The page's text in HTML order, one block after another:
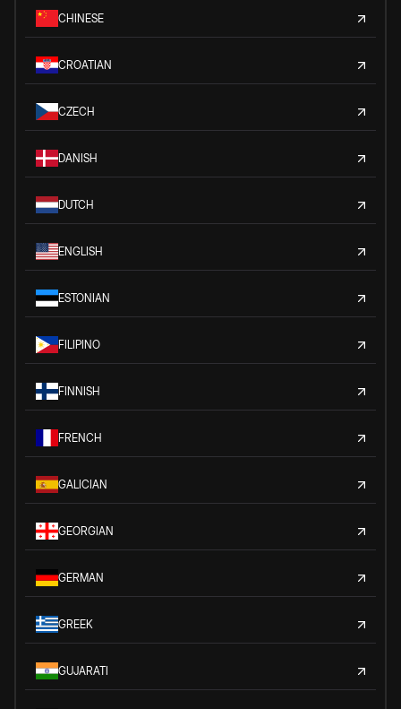
CHINESE
CROATIAN
CZECH
DANISH
DUTCH
ENGLISH
ESTONIAN
FILIPINO
FINNISH
FRENCH
GALICIAN
GEORGIAN
GERMAN
GREEK
GUJARATI